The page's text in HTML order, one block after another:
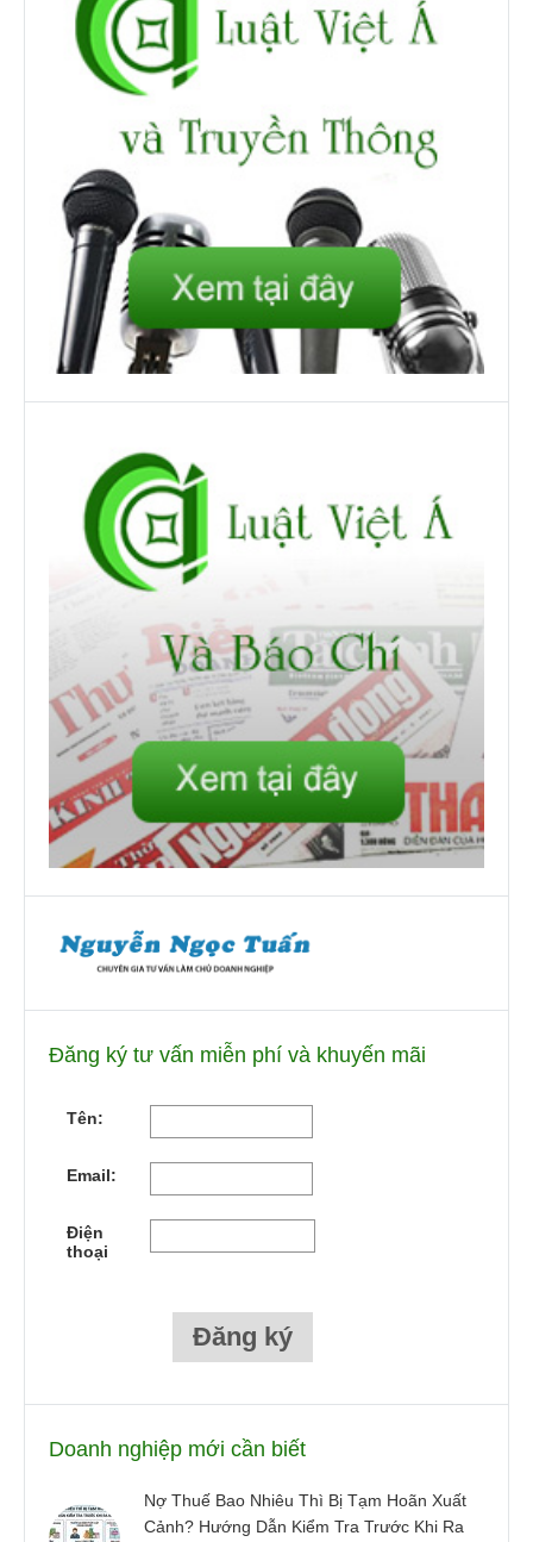
Đăng ký tư vấn miễn phí và khuyến mãi
Tên:
Email:
Điện
thoại
Doanh nghiệp mới cần biết
Nợ Thuế Bao Nhiêu Thì Bị Tạm Hoãn Xuất
Cảnh? Hướng Dẫn Kiểm Tra Trước Khi Ra